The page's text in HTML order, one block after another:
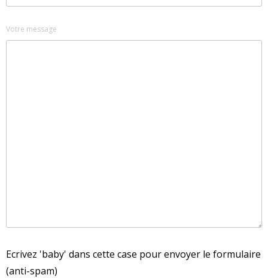
Votre message
Ecrivez 'baby' dans cette case pour envoyer le formulaire
(anti-spam)